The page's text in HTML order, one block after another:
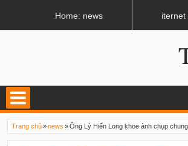
Trang chủ»news »Ông Lý Hiển Long khoe ảnh chụp
Home: news iternet